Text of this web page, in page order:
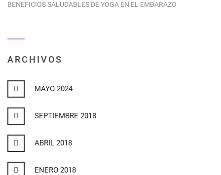
BENEFICIOS SALUDABLES DE YOGA EN EL EMBARAZO
ARCHIVOS
MAYO 2024
SEPTIEMBRE 2018
ABRIL 2018
ENERO 2018